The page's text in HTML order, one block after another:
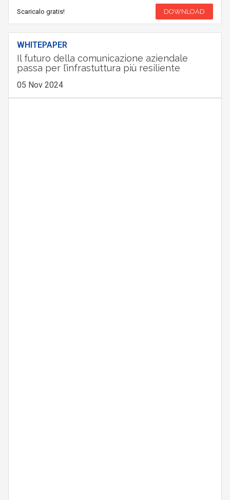
Scaricalo gratis! DOWNLOAD
WHITEPAPER
Il futuro della comunicazione aziendale
passa per l’infrastuttura più resiliente
05 Nov 2024